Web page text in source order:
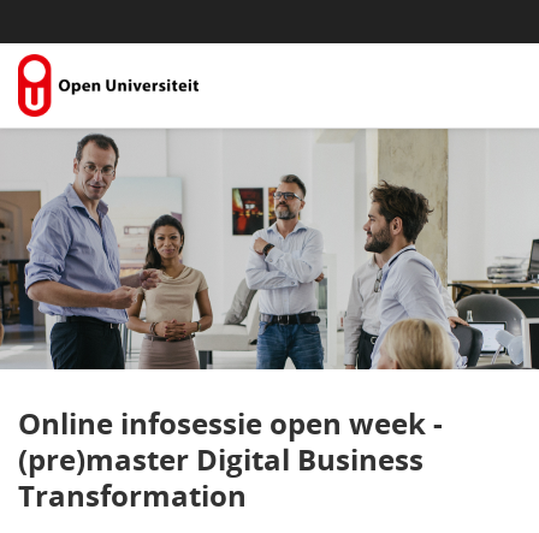
Online infosessie open week -
(pre)master Digital Business
Transformation